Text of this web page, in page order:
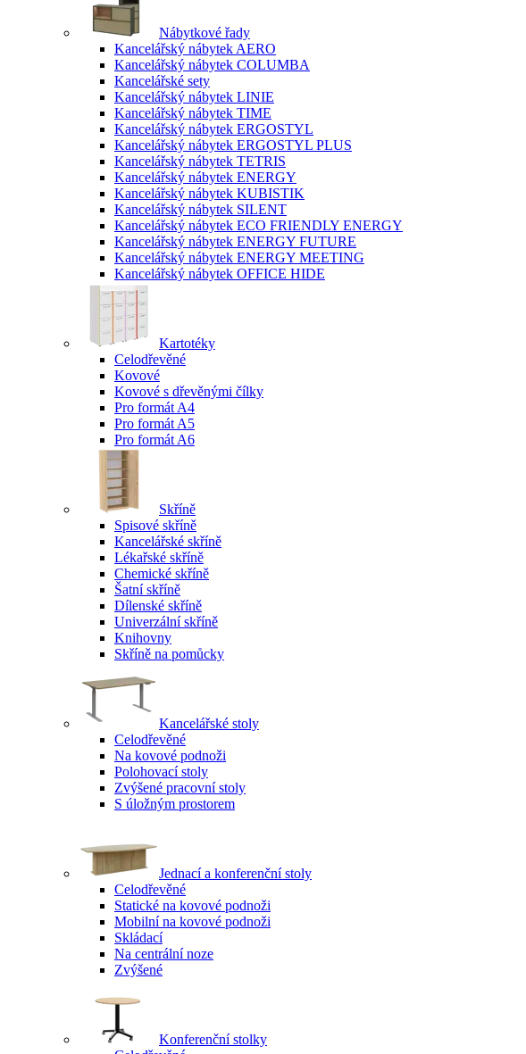
Nábytkové řady
Kancelářský nábytek AERO
Kancelářský nábytek COLUMBA
Kancelářské sety
Kancelářský nábytek LINIE
Kancelářský nábytek TIME
Kancelářský nábytek ERGOSTYL
Kancelářský nábytek ERGOSTYL PLUS
Kancelářský nábytek TETRIS
Kancelářský nábytek ENERGY
Kancelářský nábytek KUBISTIK
Kancelářský nábytek SILENT
Kancelářský nábytek ECO FRIENDLY ENERGY
Kancelářský nábytek ENERGY FUTURE
Kancelářský nábytek ENERGY MEETING
Kancelářský nábytek OFFICE HIDE
Kartotéky
Celodřevěné
Kovové
Kovové s dřevěnými čílky
Pro formát A4
Pro formát A5
Pro formát A6
Skříně
Spisové skříně
Kancelářské skříně
Lékařské skříně
Chemické skříně
Šatní skříně
Dílenské skříně
Univerzální skříně
Knihovny
Skříně na pomůcky
Kancelářské stoly
Celodřevěné
Na kovové podnoži
Polohovací stoly
Zvýšené pracovní stoly
S úložným prostorem
Jednací a konferenční stoly
Celodřevěné
Statické na kovové podnoži
Mobilní na kovové podnoži
Skládací
Na centrální noze
Zvýšené
Konferenční stolky